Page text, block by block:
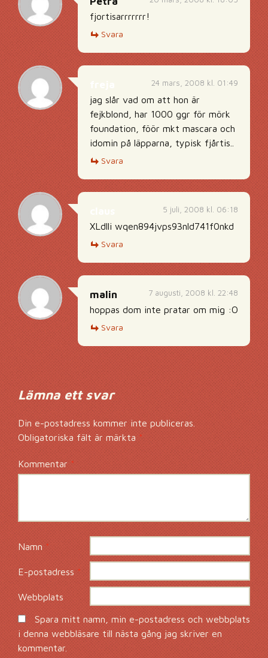
fjortisarrrrrrr!
Svara
24 mars, 2008 kl. 01:49
jag slår vad om att hon är
fejkblond, har 1000 ggr för mörk
foundation, föör mkt mascara och
idomin på läpparna, typisk fjårtis..
Svara
5 juli, 2008 kl. 06:18
XLdlli wqen894jvps93nld741f0nkd
Svara
7 augusti, 2008 kl. 22:48
malin
hoppas dom inte pratar om mig :O
Svara
Lämna ett svar
Din e-postadress kommer inte publiceras.
Obligatoriska fält är märkta*
Kommentar*
Namn*
E-postadress*
Webbplats
Spara mitt namn, min e-postadress och webbplats
i denna webbläsare till nästa gång jag skriver en
kommentar.